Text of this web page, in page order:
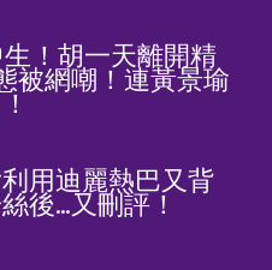
！胡一天離開精
被網嘲！連黃景瑜
用迪麗熱巴又背
後…又刪評！